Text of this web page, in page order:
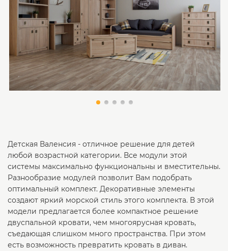
Детская Валенсия - отличное решение для детей
любой возрастной категории. Все модули этой
системы максимально функциональны и вместительны.
Разнообразие модулей позволит Вам подобрать
оптимальный комплект. Декоративные элементы
создают яркий морской стиль этого комплекта. В этой
модели предлагается более компактное решение
двуспальной кровати, чем многоярусная кровать,
съедающая слишком много пространства. При этом
есть возможность превратить кровать в диван.